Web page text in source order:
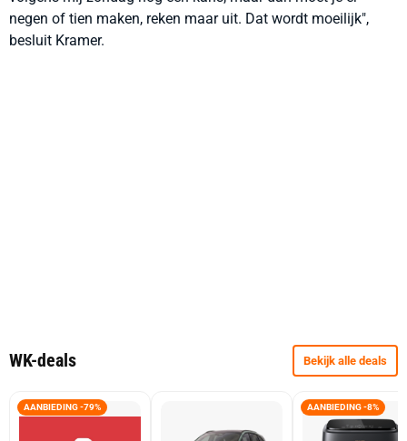
negen of tien maken, reken maar uit. Dat wordt moeilijk",
besluit Kramer.
WK-deals Bekijk alle deals
AANBIEDING -79% AANBIEDING -8%